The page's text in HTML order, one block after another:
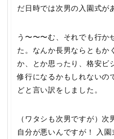
だ日時では次男の入園式が
う〜〜〜む、それでも行か
た。なんか長男ならともか
か、とか思ったり、格安ビ
修行になるかもしれないの
どと言い訳をしました。
（ワタシも次男ですが）次
自分が悪いんですが！ 入